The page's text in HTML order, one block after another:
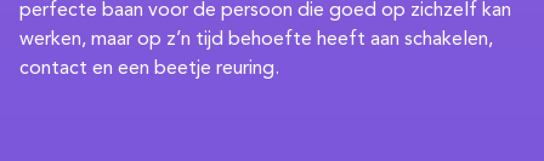
perfecte baan voor de persoon die goed op zichzelf kan
werken, maar op z’n tijd behoefte heeft aan schakelen,
contact en een beetje reuring.